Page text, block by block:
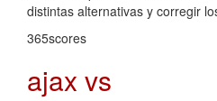
distintas alternativas y corregir
365scores
ajax vs